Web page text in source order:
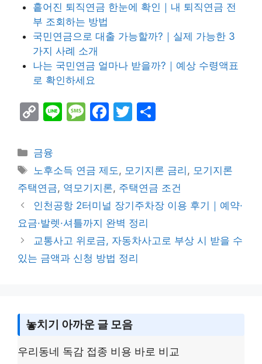
흩어진 퇴직연금 한눈에 확인｜내 퇴직연금 전
부 조회하는 방법
국민연금으로 대출 가능할까?｜실제 가능한 3
가지 사례 소개
나는 국민연금 얼마나 받을까?｜예상 수령액표
로 확인하세요
C
p
y
Li
n
k
Li M
s
a
g
e
F
e
b
o
o
k
T
er e
Categories
금융
Tags
노후소득 연금 제도, 모기지론 금리 , 모기지론
주택연금, 역모기지론, 주택연금 조건
인천공항 2터미널 장기주차장 이용 후기｜예약·
요금·발렛·셔틀까지 완벽 정리
교통사고 위로금, 자동차사고로 부상 시 받을 수
있는 금액과 신청 방법 정리
놓치기 아까운 글 모음
우리동네 독감 접종 비용 바로 비교